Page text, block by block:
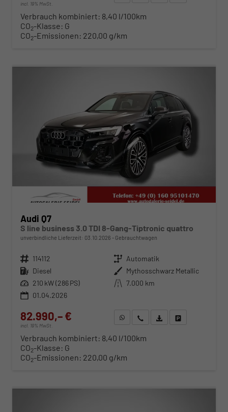
incl. 19% MwSt.
Verbrauch kombiniert: 8,40 l/100km
CO2-Klasse: G
CO2-Emissionen: 220,00 g/km
Audi Q7
S line business 3.0 TDI 8-Gang-Tiptronic quattro
unverbindliche Lieferzeit: 03.10.2026 Gebrauchtwagen
Fahrzeugnr. 114112 Getriebe Automatik
Kraftstoff Diesel Außenfarbe Mythosschwarz Metallic
Leistung 210 kW (286 PS) Kilometerstand 7.000 km
01.04.2026
82.990,– €
incl. 19% MwSt.
WhatsApp anfragen
Wir rufen Sie anFahrzeugexposé (PDF)
Verbrauch kombiniert: 8,40 l/100km
CO2-Klasse: G
CO2-Emissionen: 220,00 g/km